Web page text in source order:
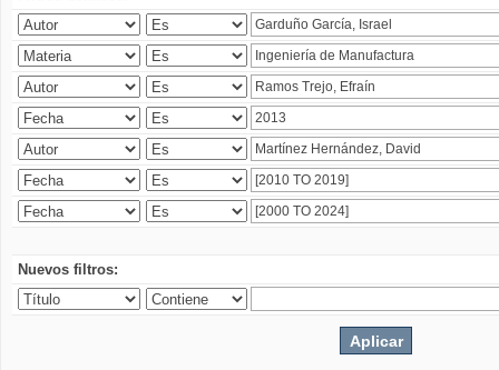
Nuevos filtros: